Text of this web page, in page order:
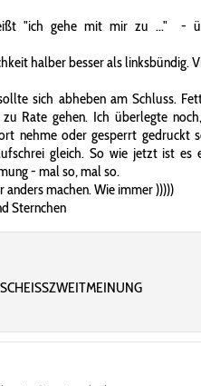
"ich gehe mit mir zu ..."
-
halber besser als linksbündig.
sich abheben am Schluss.
Rate gehen. Ich überlegte
nehme oder gesperrt gedruckt
gleich. So wie jetzt ist es
- mal so, mal so.
anders machen. Wie immer)))))
Sternchen